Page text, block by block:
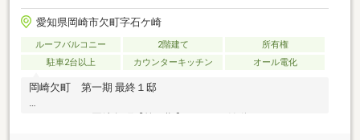
愛知県岡崎市欠町字石ケ崎
ルーフバルコニー 2階建て
所有権
駐車2台以上
カウンターキッチン オール電化
岡崎欠町 第一期 最終１邸